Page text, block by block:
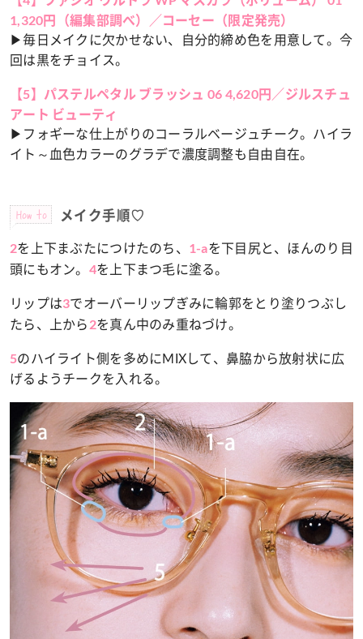
1,320円（編集部調べ）／コーセー（限定発売）
▶毎日メイクに欠かせない、自分的締め色を用意して。今
回は黒をチョイス。
【5】パステルペタル ブラッシュ 06 4,620円／ジルスチュ
アート ビューティ
▶フォギーな仕上がりのコーラルベージュチーク。ハイラ
イト～血色カラーのグラデで濃度調整も自由自在。
How to メイク手順♡
2を上下まぶたにつけたのち、 1-aを下目尻と、ほんのり目
頭にもオン。 4を上下まつ毛に塗る。
リップは3でオーバーリップぎみに輪郭をとり塗りつぶし
たら、上から 2を真ん中のみ重ねづけ。
5のハイライト側を多めにMIXして、鼻脇から放射状に広
げるようチークを入れる。